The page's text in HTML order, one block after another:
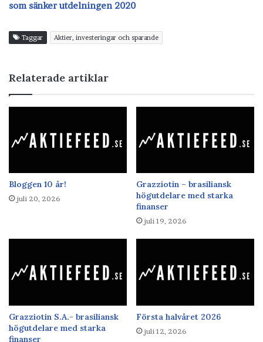
som sänker utdelningen 2020
Taggar Aktier, investeringar och sparande
Relaterade artiklar
Bloggen 10 år!
juli 20, 2026
Grazziotin – brasiliansk
högutdelare med starka
finanser
juli 19, 2026
Grazziotin S.A.- brasiliansk
högutdelare med starka
finanser
Första halvåret 2026
juli 12, 2026